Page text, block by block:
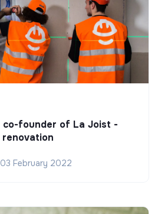
co-founder of La Joist -
03 February 2022